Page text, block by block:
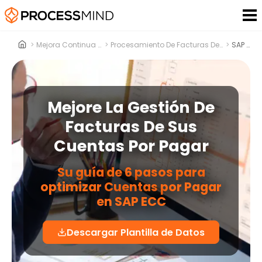
> Mejora Continua De Procesos > Procesamiento De Facturas De Cuentas Por Pagar > SAP ECC
Mejore La Gestión De
Facturas De Sus
Cuentas Por Pagar
Su guía de 6 pasos para
optimizar Cuentas por Pagar
en SAP ECC
Descargar Plantilla de Datos